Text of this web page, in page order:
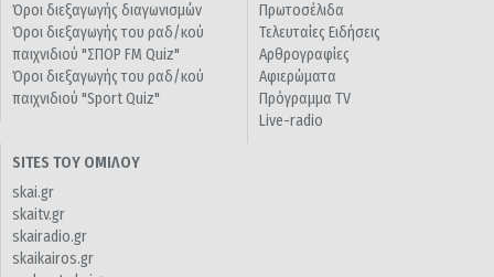
Όροι διεξαγωγής διαγωνισμών
Όροι διεξαγωγής του ραδ/κού
παιχνιδιού "ΣΠΟΡ FM Quiz"
Όροι διεξαγωγής του ραδ/κού
παιχνιδιού "Sport Quiz"
Πρωτοσέλιδα
Τελευταίες Ειδήσεις
Αρθρογραφίες
Αφιερώματα
Πρόγραμμα TV
Live-radio
SITES ΤΟΥ ΟΜΙΛΟΥ
skai.gr
skaitv.gr
skairadio.gr
skaikairos.gr